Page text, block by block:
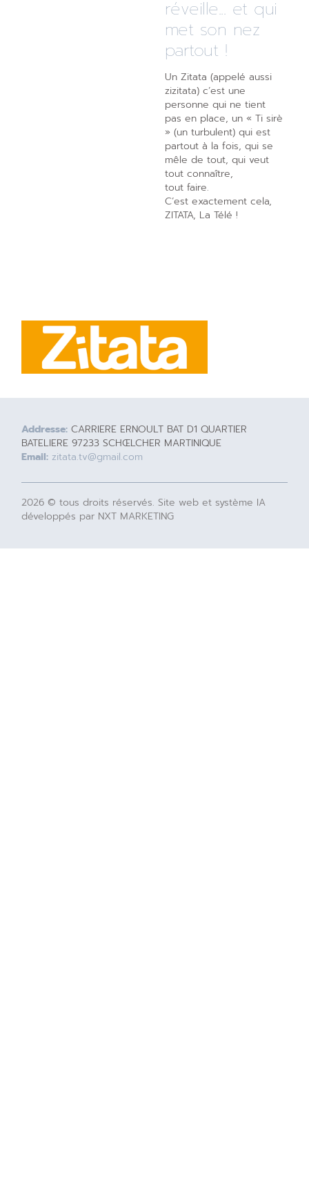
réveille... et qui
met son nez
partout !
Un Zitata (appelé aussi
zizitata) c’est une
personne qui ne tient
pas en place, un « Ti sirè
» (un turbulent) qui est
partout à la fois, qui se
mêle de tout, qui veut
tout connaître,
tout faire.
C’est exactement cela,
ZITATA, La Télé !
Addresse: CARRIERE ERNOULT BAT D1 QUARTIER
BATELIERE 97233 SCHŒLCHER MARTINIQUE
Email: zitata.tv@gmail.com
2026 © tous droits réservés. Site web et système IA
développés par NXT MARKETING